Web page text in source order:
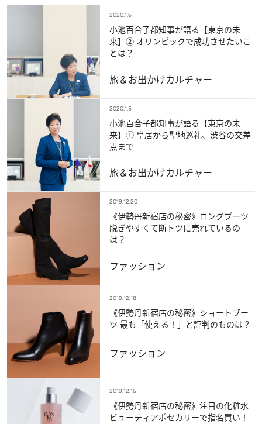
『終電ごはん』(幻冬舎)がある。
umetsuyukiko.com
2020.1.6
小池百合子都知事が語る【東京の未
来】② オリンピックで成功させたいこ
とは？
旅＆お出かけカルチャー
2020.1.5
小池百合子都知事が語る【東京の未
来】① 皇居から聖地巡礼、渋谷の交差
点まで
旅＆お出かけカルチャー
2019.12.20
《伊勢丹新宿店の秘密》ロングブーツ
脱ぎやすくて断トツに売れているの
は？
ファッション
2019.12.18
《伊勢丹新宿店の秘密》ショートブー
ツ 最も「使える！」と評判のものは？
ファッション
2019.12.16
《伊勢丹新宿店の秘密》注目の化粧水
ビューティアポセカリーで指名買い！